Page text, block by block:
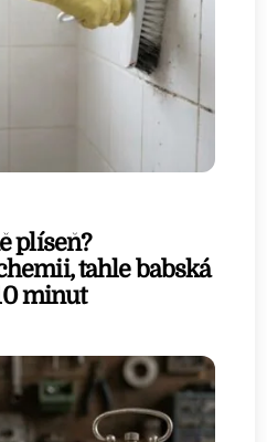
plíseň?
tahle babská
minut